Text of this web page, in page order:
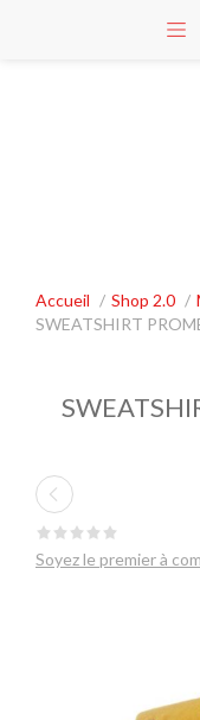
Accueil / Shop 2.0 /
SWEATSHIRT
Soyez le premier à